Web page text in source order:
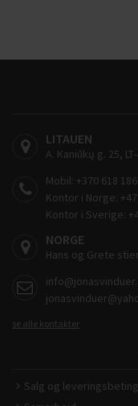
LITAUEN
A. Kaniūkų g. 25,
Mobil: +370 618
Kontor i Norge:
Kontor i Sverige:
NORGE
Hans og Grete
se alle kontakter
Salg og